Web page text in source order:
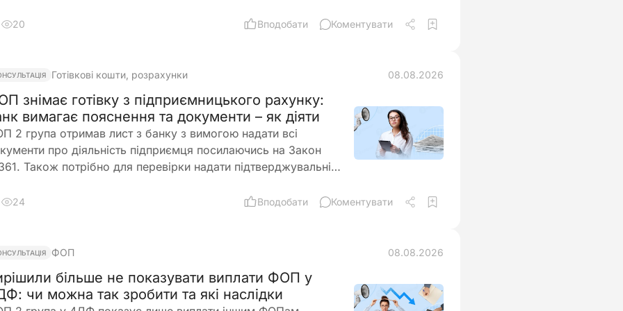
20 Вподобати Коментувати
Готівкові кошти, розрахунки 08.08.2026
знімає готівку з підприємницького рахунку:
вимагає пояснення та документи – як діяти
2 група отримав лист з банку з вимогою надати всі
про діяльність підприємця посилаючись на Закон
Також потрібно для перевірки надати підтверджувальні
коштів (в дозволеному об’ємі періодично знімаються
24 Вподобати Коментувати
ФОП 08.08.2026
більше не показувати виплати ФОП у
чи можна так зробити та які наслідки